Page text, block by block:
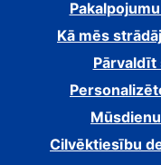
Kā mēs
Cilvēktiesību